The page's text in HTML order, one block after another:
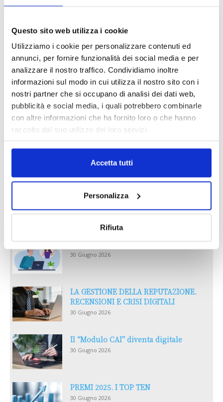
Questo sito web utilizza i cookie
Utilizziamo i cookie per personalizzare contenuti ed
annunci, per fornire funzionalità dei social media e per
analizzare il nostro traffico. Condividiamo inoltre
informazioni sul modo in cui utilizza il nostro sito con i
nostri partner che si occupano di analisi dei dati web,
pubblicità e social media, i quali potrebbero combinarle
con altre informazioni che ha fornito loro o che hanno
raccolto dal suo utilizzo dei loro servizi.
Accetta tutti
Personalizza
Rifiuta
MAGNIFICA HUMANITAS (l’impatto
1 Luglio 2026
IL MENSILE ASSINEWS LUGLIO-
AGOSTO 2026
Reclami e sanzioni 2025
30 Giugno 2026
LA GESTIONE DELLA REPUTAZIONE.
RECENSIONI E CRISI DIGITALI
30 Giugno 2026
Il “Modulo CAI” diventa digitale
30 Giugno 2026
PREMI 2025. I TOP TEN
30 Giugno 2026